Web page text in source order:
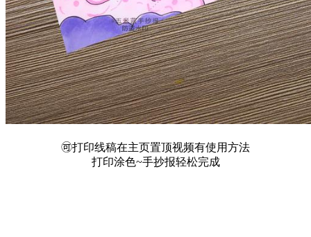
🉑打印线稿在主页置顶视频有使用方法
打印涂色~手抄报轻松完成